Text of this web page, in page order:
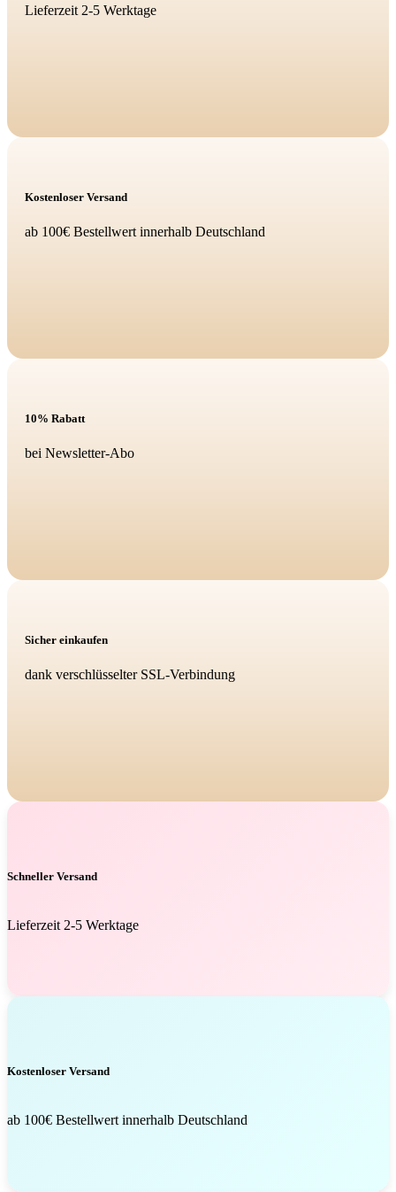
Lieferzeit 2-5 Werktage
Kostenloser Versand
ab 100€ Bestellwert innerhalb Deutschland
10% Rabatt
bei Newsletter-Abo
Sicher einkaufen
dank verschlüsselter SSL-Verbindung
Schneller Versand
Lieferzeit 2-5 Werktage
Kostenloser Versand
ab 100€ Bestellwert innerhalb Deutschland